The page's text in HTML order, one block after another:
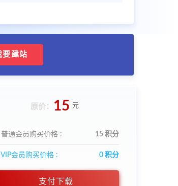
要建站
原价： 15 元
普通会员购买价格 : 15 积分
VIP会员购买价格 : 0 积分
支付下载